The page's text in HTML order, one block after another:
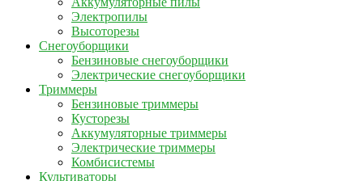
Электропилы
Высоторезы
Снегоуборщики
Бензиновые снегоуборщики
Электрические снегоуборщики
Триммеры
Бензиновые триммеры
Кусторезы
Аккумуляторные триммеры
Электрические триммеры
Комбисистемы
Культиваторы